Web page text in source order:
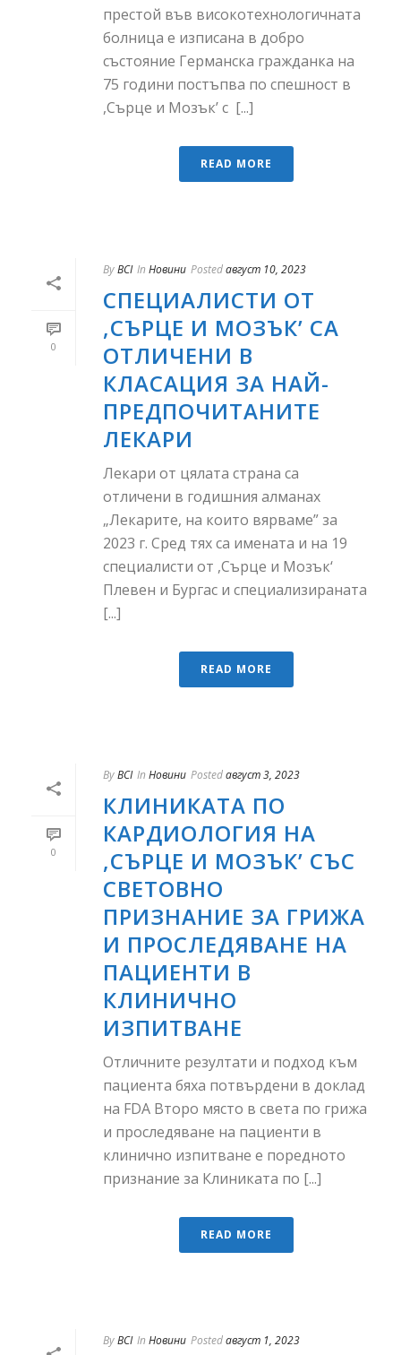
престой във високотехнологичната
болница е изписана в добро
състояние Германска гражданка на
75 години постъпва по спешност в
,Сърце и Мозък’ с [...]
READ MORE
0
ByBCI In Новини Postedавгуст 10, 2023
СПЕЦИАЛИСТИ ОТ
,СЪРЦЕ И МОЗЪК’ СА
ОТЛИЧЕНИ В
КЛАСАЦИЯ ЗА НАЙ-
ПРЕДПОЧИТАНИТЕ
ЛЕКАРИ
Лекари от цялата страна са
отличени в годишния алманах
„Лекарите, на които вярваме” за
2023 г. Сред тях са имената и на 19
специалисти от ,Сърце и Мозък‘
Плевен и Бургас и специализираната
[...]
READ MORE
0
ByBCI In Новини Postedавгуст 3, 2023
КЛИНИКАТА ПО
КАРДИОЛОГИЯ НА
,СЪРЦЕ И МОЗЪК’ СЪС
СВЕТОВНО
ПРИЗНАНИЕ ЗА ГРИЖА
И ПРОСЛЕДЯВАНЕ НА
ПАЦИЕНТИ В
КЛИНИЧНО
ИЗПИТВАНЕ
Отличните резултати и подход към
пациента бяха потвърдени в доклад
на FDA Второ място в света по грижа
и проследяване на пациенти в
клинично изпитване е поредното
признание за Клиниката по [...]
READ MORE
ByBCI In Новини Postedавгуст 1, 2023